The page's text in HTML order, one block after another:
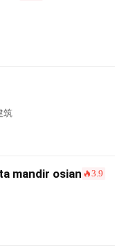
筑
mandir osian 󰺂3.9